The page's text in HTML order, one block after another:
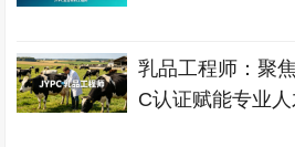
乳品工程师：聚
C认证赋能专业